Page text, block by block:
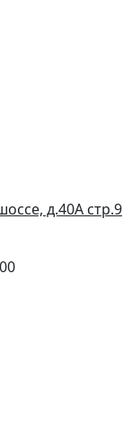
д.40А стр.9